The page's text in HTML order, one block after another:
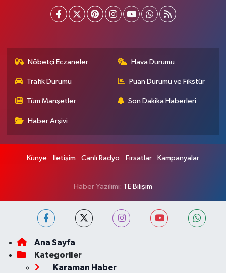
Nöbetçi Eczaneler Hava Durumu
Trafik Durumu Puan Durumu ve Fikstür
Tüm Manşetler Son Dakika Haberleri
Haber Arşivi
Künye İletişim Canlı Radyo Fırsatlar Kampanyalar
Haber Yazılımı: TE Bilişim
Ana Sayfa
Kategoriler
Karaman Haber